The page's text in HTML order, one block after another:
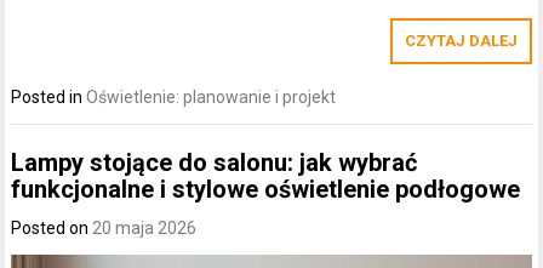
CZYTAJ DALEJ
Posted inOświetlenie: planowanie i projekt
Lampy stojące do salonu: jak wybrać
funkcjonalne i stylowe oświetlenie podłogowe
Posted on 20 maja 2026